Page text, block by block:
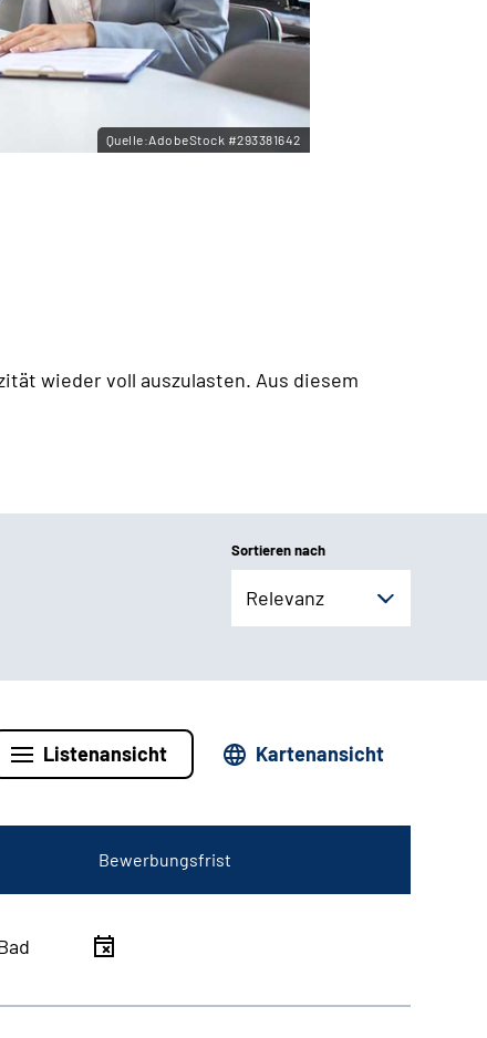
Quelle:AdobeStock #293381642
wieder voll auszulasten. Aus diesem
Sortieren nach
Relevanz
Listenansicht Kartenansicht
Bewerbungsfrist